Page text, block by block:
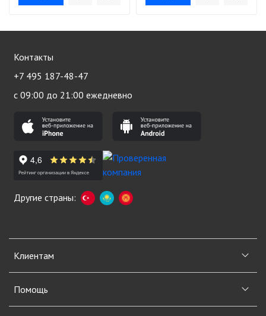
Клиентам
Помощь
Контакты
+7 495 187-48-47
с 09:00 до 21:00 ежедневно
Другие страны: